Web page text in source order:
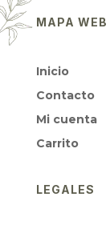
MAPA WEB
Inicio
Contacto
Mi cuenta
Carrito
LEGALES